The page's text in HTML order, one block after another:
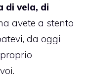
di vela, di
avete a stento
da oggi